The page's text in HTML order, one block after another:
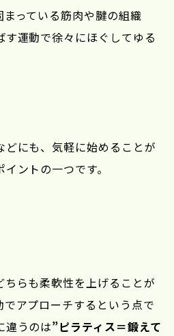
っている筋肉や腱の組織
運動で徐々にほぐしてゆる
にも、気軽に始めることが
ントの一つです。
ちらも柔軟性を上げることが
アプローチするという点で
違うのは”ピラティス＝鍛えて